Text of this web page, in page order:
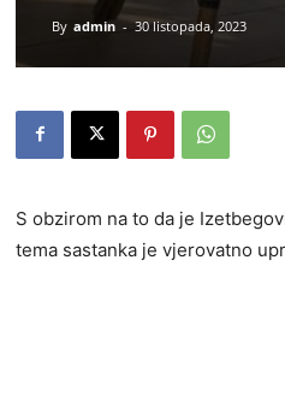
By admin - 30 listopada, 2023
S obzirom na to da je
tema sastanka je vjerovatno